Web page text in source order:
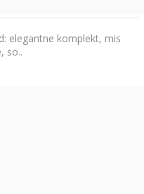
elegantne komplekt, mis
so..